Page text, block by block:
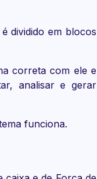
dividido em blocos
correta com ele e
analisar e gerar
funciona.